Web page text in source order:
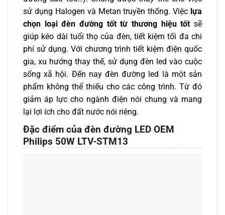
sử dụng Halogen và Metan truyền thống. Việc lựa
chọn loại đèn đường tốt từ thương hiệu tốt sẽ
giúp kéo dài tuổi thọ của đèn, tiết kiệm tối đa chi
phí sử dụng. Với chương trình tiết kiệm điện quốc
gia, xu hướng thay thế, sử dụng đèn led vào cuộc
sống xã hội. Đến nay đèn đường led là một sản
phẩm không thể thiếu cho các công trình. Từ đó
giảm áp lực cho ngành điện nói chung và mang
lại lợi ích cho đất nước nói riêng.
Đặc điểm của đèn đường LED OEM
Philips 50W LTV-STM13